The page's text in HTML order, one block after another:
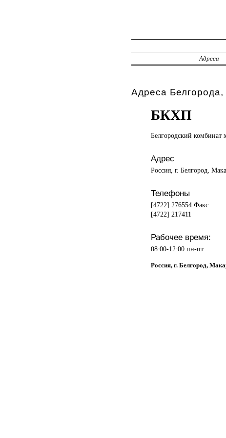
Адреса
Адреса
БКХП
Белгородский комбинат
Адрес
Россия, г. Белгород,
Телефоны
[4722] 276554 Факс
[4722] 217411
Рабочее время:
08:00-12:00 пн-пт
Россия, г. Белгород,